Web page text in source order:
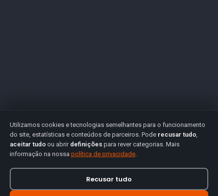
Utilizamos cookies e tecnologias semelhantes para o funcionamento
do site, estatísticas e conteúdos de parceiros. Pode recusar tudo,
aceitar tudo ou abrir definições para rever categorias. Mais
informação na nossa política de privacidade.
Recusar tudo